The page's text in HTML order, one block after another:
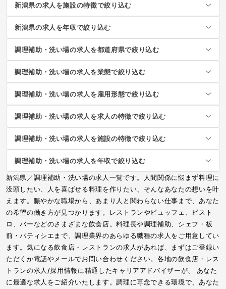
新潟県の求人を施設の特徴で絞り込む
新潟県の求人を年収で絞り込む
調理補助・洗い場の求人を都道府県で絞り込む
調理補助・洗い場の求人を業態で絞り込む
調理補助・洗い場の求人を雇用形態で絞り込む
調理補助・洗い場の求人を求人の特徴で絞り込む
調理補助・洗い場の求人を施設の特徴で絞り込む
調理補助・洗い場の求人を年収で絞り込む
新潟県／調理補助・洗い場の求人一覧です。人間関係に悩まず料理に
没頭したい、人を喜ばせる料理を作りたい、そんなあなたの想いを叶
えます。賑やかな職場から、あまり人と関わらない仕事まで、あなた
の希望の働き方が見つかります。レストランやビュッフェ、ビスト
ロ、バーなどのさまざまな飲食店。料理長や調理補助、シェフ・板
前・パティシエまで、調理業界のあらゆる職種の求人をご用意してい
ます。気になる飲食店・レストランの求人があれば、まずはご登録い
ただくか電話やメールでお問い合わせください。各地の飲食店・レス
トランの求人/採用情報に精通したキャリアアドバイザーが、 あなた
に最適な求人をご紹介いたします。調理に専念できる環境で、あなた